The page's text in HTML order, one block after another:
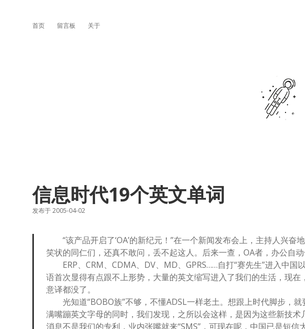
首页 留言板 关于
水
妖
信息时代19个英文单词
发布于 2005-04-02
“该产品开启了‘OA’的新纪元！”在一个新闻发布会上，主持人兴奋
笑状的同仁们，还真不敢问，丢不起这人。后来一查，OA者，办公自
ERP、CRM、CDMA、DV、MD、GPRS……自打“赛先生”进入中国
语首次显得有点跟不上形势，大量的英文缩写进入了我们的生活，现
意译都没了。
光知道“BOBO族”不够，不懂ADSL一样老土。想跟上时代脚步，就
满嘴蹦英文字母的同时，我们发现，之所以会这样，是因为这些新技
消息不是我们的专利，业内张嘴就来“SMS”，可现在呢，中国已是短信